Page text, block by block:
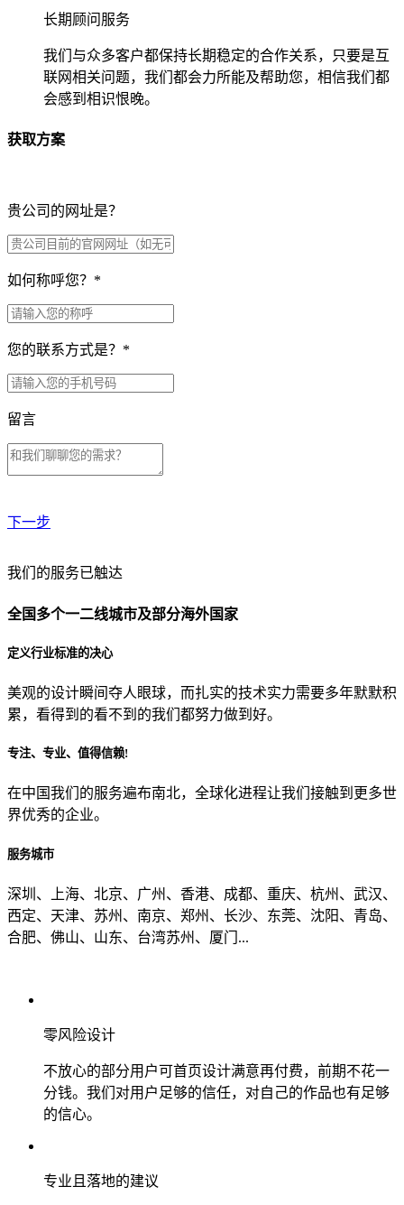
长期顾问服务
我们与众多客户都保持长期稳定的合作关系，只要是互
联网相关问题，我们都会力所能及帮助您，相信我们都
会感到相识恨晚。
获取方案
贵公司的网址是？
如何称呼您？ *
您的联系方式是？ *
留言
下一步
贵公司预算范围是？
贵公司的团队规模是？
目前主要的营销渠道是？
我们的服务已触达
全国多个一二线城市及部分海外国家
定义行业标准的决心
美观的设计瞬间夺人眼球，而扎实的技术实力需要多年默默积
累，看得到的看不到的我们都努力做到好。
专注、专业、值得信赖!
在中国我们的服务遍布南北，全球化进程让我们接触到更多世
界优秀的企业。
服务城市
深圳、上海、北京、广州、香港、成都、重庆、杭州、武汉、
西定、天津、苏州、南京、郑州、长沙、东莞、沈阳、青岛、
合肥、佛山、山东、台湾苏州、厦门...
零风险设计
不放心的部分用户可首页设计满意再付费，前期不花一
分钱。我们对用户足够的信任，对自己的作品也有足够
的信心。
专业且落地的建议